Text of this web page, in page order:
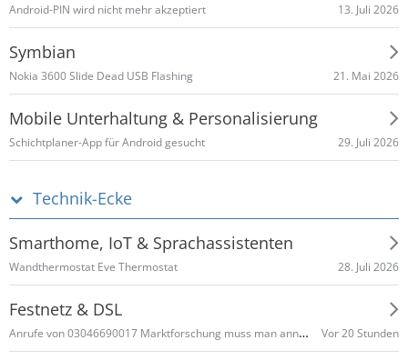
Android-PIN wird nicht mehr akzeptiert 13. Juli 2026
Symbian
Nokia 3600 Slide Dead USB Flashing 21. Mai 2026
Mobile Unterhaltung & Personalisierung
Schichtplaner-App für Android gesucht 29. Juli 2026
Technik-Ecke
Smarthome, IoT & Sprachassistenten
Wandthermostat Eve Thermostat 28. Juli 2026
Festnetz & DSL
Anrufe von 03046690017 Marktforschung muss man annehmen ??? Vor 20 Stunden